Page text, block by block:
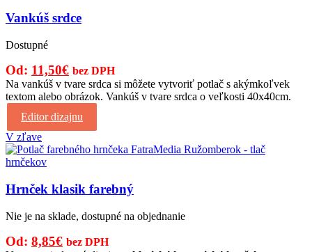
Vankúš srdce
Dostupné
Od: Pôvodná
cena
bola:
16,00€.
11,50€Aktuálna
cena
je:
11,50€.
bez DPH
Na vankúš v tvare srdca si môžete vytvoriť potlač s akýmkoľvek
textom alebo obrázok. Vankúš v tvare srdca o veľkosti 40x40cm.
Editor dizajnu
V zľave
Hrnček klasik farebný
Nie je na sklade, dostupné na objednanie
Od: Pôvodná
8,85€Aktuálna
bez DPH